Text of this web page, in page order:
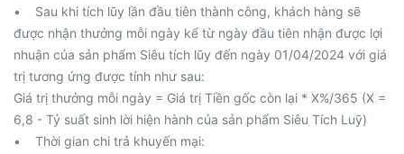
• Sau khi tích lũy lần đầu tiên thành công, khách hàng sẽ
được nhận thưởng mỗi ngày kể từ ngày đầu tiên nhận được lợi
nhuận của sản phẩm Siêu tích lũy đến ngày 01/04/2024 với giá
trị tương ứng được tính như sau:
Giá trị thưởng mỗi ngày = Giá trị Tiền gốc còn lại * X%/365 (X =
6,8 - Tỷ suất sinh lời hiện hành của sản phẩm Siêu Tích Luỹ)
• Thời gian chi trả khuyến mại: